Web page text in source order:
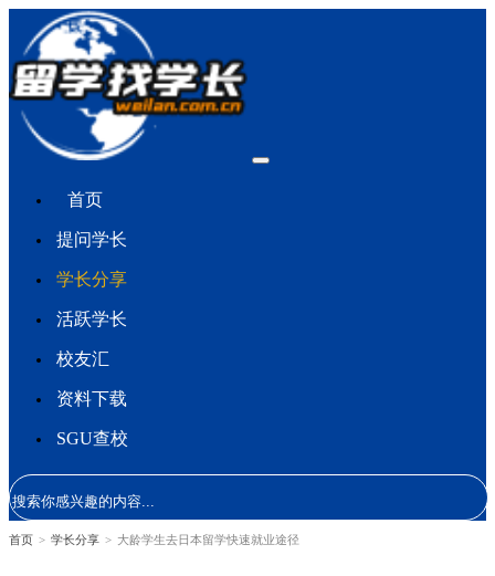
首页
提问学长
学长分享
活跃学长
校友汇
资料下载
SGU查校
首页 > 学长分享 > 大龄学生去日本留学快速就业途径